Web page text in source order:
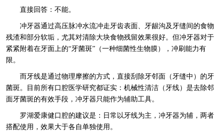
直接回答：不能。
冲牙器通过高压脉冲水流冲走牙齿表面、牙龈沟及牙缝间的食物
残渣和部分软垢，尤其对清除大块食物残留效果很好。但冲牙器对于
紧紧附着在牙面上的“牙菌斑”（一种细菌性生物膜），冲刷能力有
限。
而牙线是通过物理摩擦的方式，直接刮除牙邻面（牙缝中）的牙
菌斑。目前所有口腔医学研究都证实：机械性清洁（牙线）是去除邻
面牙菌斑的有效手段，冲牙器只能作为辅助工具。
罗湖爱康健口腔的建议是：日常以牙线为主，冲牙器为辅，两者
搭配使用，效果大于各自单独使用。